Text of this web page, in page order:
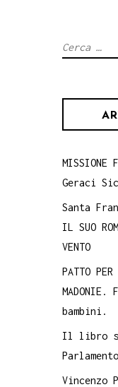
Ricerca
MISSIONE
Geraci
Santa
IL SUO
VENTO
PATTO
bambini.
Il libro
Vincenzo